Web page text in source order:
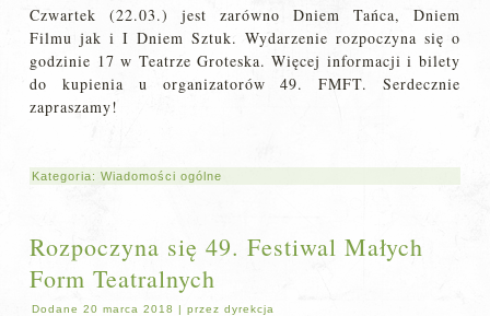
Czwartek (22.03.) jest zarówno Dniem Tańca, Dniem
Filmu jak i I Dniem Sztuk. Wydarzenie rozpoczyna się o
godzinie 17 w Teatrze Groteska. Więcej informacji i bilety
do kupienia u organizatorów 49. FMFT. Serdecznie
zapraszamy!
Kategoria:Wiadomości ogólne
Rozpoczyna się 49. Festiwal Małych
Form Teatralnych
Dodane 20 marca 2018 |przez dyrekcja